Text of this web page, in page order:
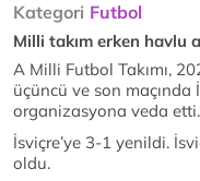
Kategori Futbol
Milli takım erken havlu
A Milli Futbol Takımı,
üçüncü ve son
organizasyona veda
İsviçre’ye 3-1 yenildi.
oldu.